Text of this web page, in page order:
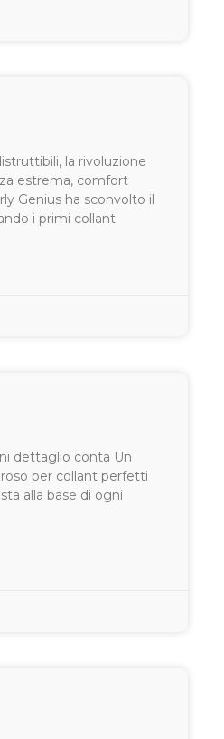
la rivoluzione
estrema, comfort
Genius ha sconvolto il
i primi collant
dettaglio conta Un
per collant perfetti
alla base di ogni